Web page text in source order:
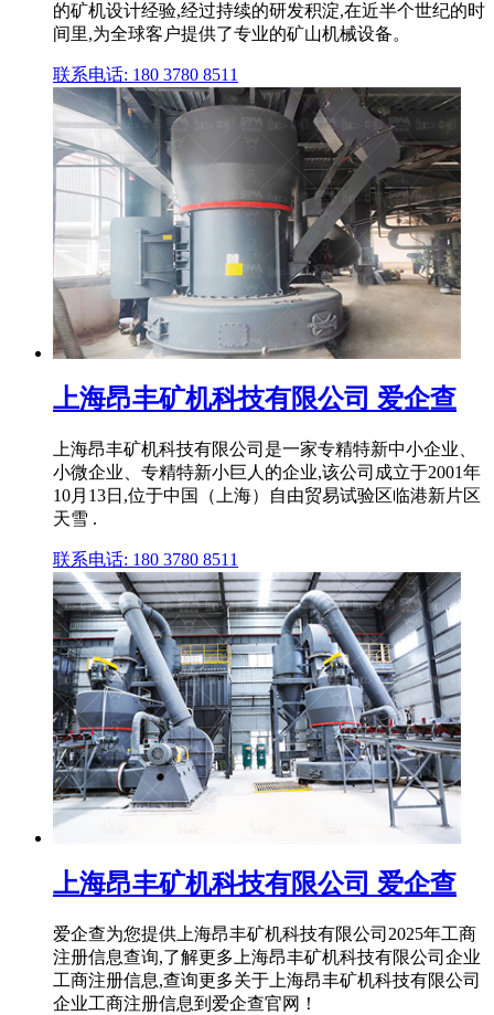
的矿机设计经验,经过持续的研发积淀,在近半个世纪的时
间里,为全球客户提供了专业的矿山机械设备。
联系电话: 180 3780 8511
上海昂丰矿机科技有限公司 爱企查
上海昂丰矿机科技有限公司是一家专精特新中小企业、
小微企业、专精特新小巨人的企业,该公司成立于2001年
10月13日,位于中国（上海）自由贸易试验区临港新片区
天雪 .
联系电话: 180 3780 8511
上海昂丰矿机科技有限公司 爱企查
爱企查为您提供上海昂丰矿机科技有限公司2025年工商
注册信息查询,了解更多上海昂丰矿机科技有限公司企业
工商注册信息,查询更多关于上海昂丰矿机科技有限公司
企业工商注册信息到爱企查官网！